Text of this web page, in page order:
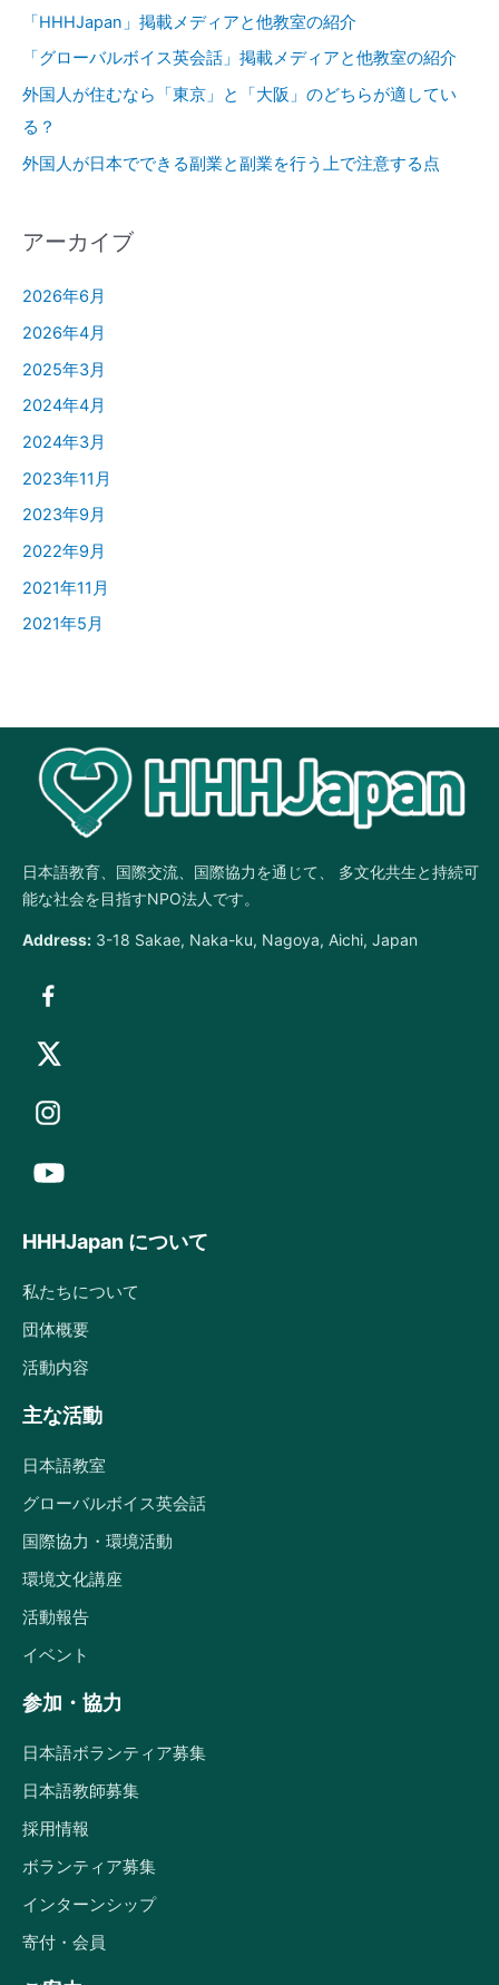
「HHHJapan」掲載メディアと他教室の紹介
「グローバルボイス英会話」掲載メディアと他教室の紹介
外国人が住むなら「東京」と「大阪」のどちらが適してい
る？
外国人が日本でできる副業と副業を行う上で注意する点
アーカイブ
2026年6月
2026年4月
2025年3月
2024年4月
2024年3月
2023年11月
2023年9月
2022年9月
2021年11月
2021年5月
日本語教育、国際交流、国際協力を通じて、 多文化共生と持続可
能な社会を目指すNPO法人です。
Address: 3-18 Sakae, Naka-ku, Nagoya, Aichi, Japan
HHHJapan について
私たちについて
団体概要
活動内容
主な活動
日本語教室
グローバルボイス英会話
国際協力・環境活動
環境文化講座
活動報告
イベント
参加・協力
日本語ボランティア募集
日本語教師募集
採用情報
ボランティア募集
インターンシップ
寄付・会員